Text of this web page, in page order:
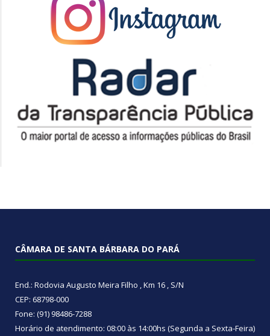
CÂMARA DE SANTA BÁRBARA DO PARÁ
End.: Rodovia Augusto Meira Filho , Km 16 , S/N
CEP: 68798-000
Fone: (91) 98486-7288
Horário de atendimento: 08:00 às 14:00hs (Segunda a Sexta-Feira)